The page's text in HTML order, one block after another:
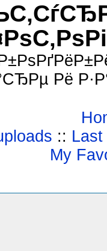
Рё
::
My